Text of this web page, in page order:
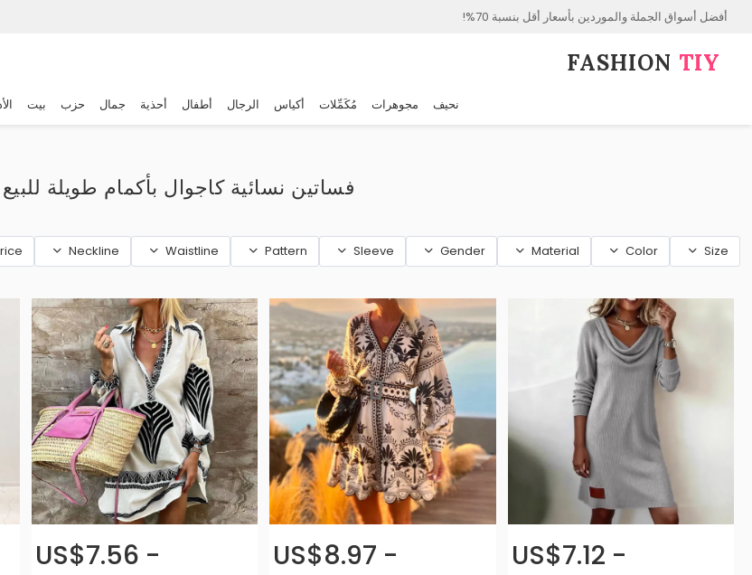
أفضل أسواق الجملة والموردين بأسعار أقل بنسبة 70%!
FASHION⁠ TIY
نحيف مجوهرات مُكَمِّلات أكياس الرجال أطفال أحذية جمال حزب بيت
فساتين نسائية كاجوال بأكمام طويلة للبيع
Size
Color
Material
Gender
Sleeve
Pattern
Waistline
Neckline
US$7.12 -
US$8.97 -
US$7.56 -